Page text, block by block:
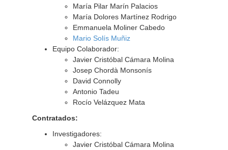
María Pilar Marín Palacios
María Dolores Martínez Rodrigo
Emmanuela Moliner Cabedo
Mario Solís Muñiz
Equipo Colaborador:
Javier Cristóbal Cámara Molina
Josep Chordà Monsonís
David Connolly
Antonio Tadeu
Rocío Velázquez Mata
Contratados:
Investigadores:
Javier Cristóbal Cámara Molina